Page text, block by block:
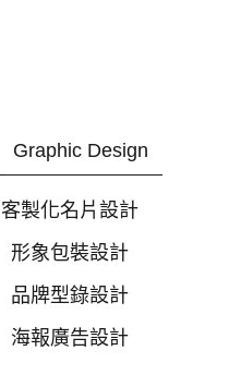
Graphic Design
客製化名片設計
形象包裝設計
品牌型錄設計
海報廣告設計